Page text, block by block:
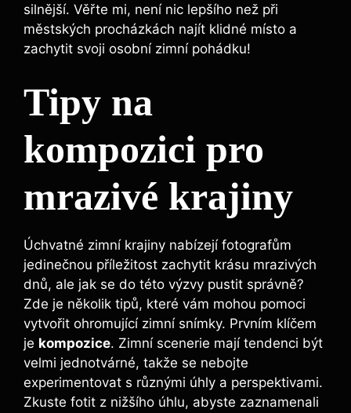
silnější. Věřte mi, není nic lepšího než při
městských procházkách najít klidné místo a
zachytit svoji osobní zimní pohádku!
Tipy na
kompozici pro
mrazivé krajiny
Úchvatné zimní krajiny nabízejí fotografům
jedinečnou příležitost zachytit krásu mrazivých
dnů, ale jak se do této výzvy pustit správně?
Zde je několik tipů, které vám mohou pomoci
vytvořit ohromující zimní snímky. Prvním klíčem
je kompozice. Zimní scenerie mají tendenci být
velmi jednotvárné, takže se nebojte
experimentovat s různými úhly a perspektivami.
Zkuste fotit z nižšího úhlu, abyste zaznamenali